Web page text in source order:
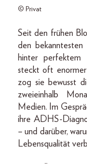
© Privat
Seit den frühen
den bekanntesten
hinter perfektem
steckt oft
zog sie bewusst
zweieinhalb
Medien. Im
ihre ADHS-
– und darüber,
Lebensqualität